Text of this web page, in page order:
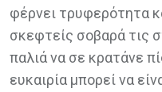
φέρνει τρυφερότητα
σκεφτείς σοβαρά τις
παλιά να σε κρατάνε
ευκαιρία μπορεί να